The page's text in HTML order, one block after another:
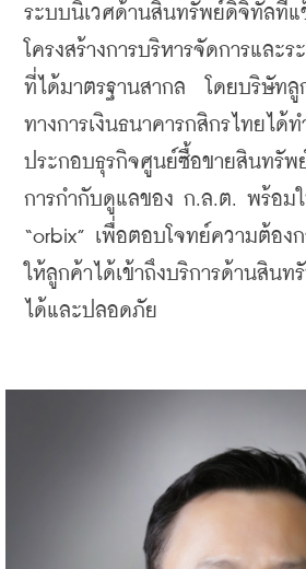
ระบบนิเวศด้านสินทรัพย์ดิจิทัลที่แ
โครงสร้างการบริหารจัดการและ
ที่ได้มาตรฐานสากล  โดยบริษัทลู
ทางการเงินธนาคารกสิกรไทยได้ท
ประกอบธุรกิจศูนย์ซื้อขายสินทรัพ
การกำกับดูแลของ ก.ล.ต. พร้อม
“orbix” เพื่อตอบโจทย์ความต้อง
ให้ลูกค้าได้เข้าถึงบริการด้านสิน
ได้และปลอดภัย